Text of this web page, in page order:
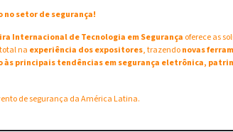
no setor de segurança!
Internacional de Tecnologia em Segurança oferece as
na experiência dos expositores, trazendonovas
às principais tendências em segurança eletrônica,
de segurança da América Latina.